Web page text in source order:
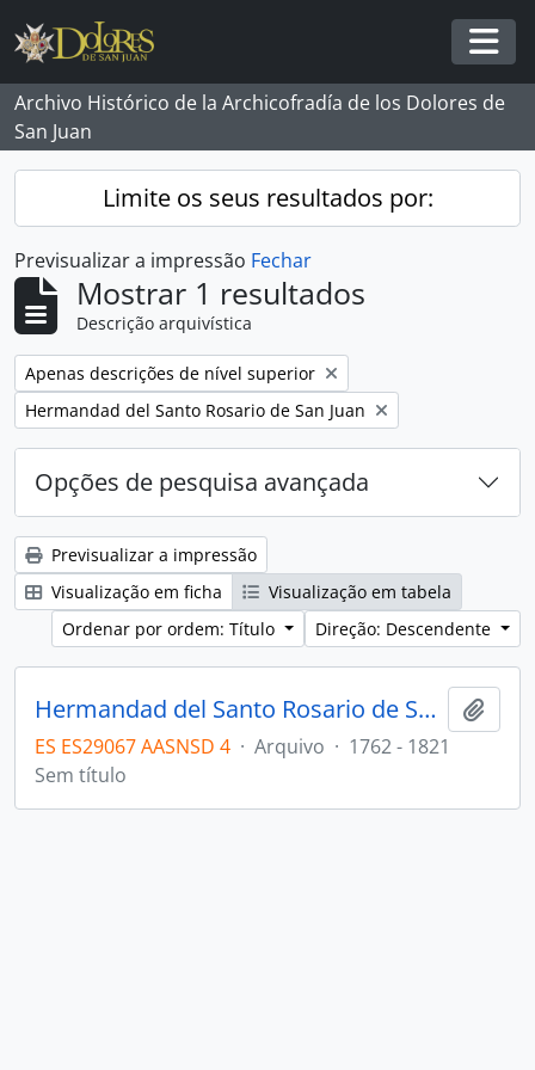
Skip to main content
Archivo Histórico de la Archicofradía de los Dolores de
San Juan
Limite os seus resultados por:
Previsualizar a impressão Fechar
Mostrar 1 resultados
Descrição arquivística
Remover filtro:
Apenas descrições de nível superior
Remover filtro:
Hermandad del Santo Rosario de San Juan
Opções de pesquisa avançada
Previsualizar a impressão
Visualização em ficha
Visualização em tabela
Ordenar por ordem: Título
Direção: Descendente
Hermandad del Santo Rosario de San Juan
ES ES29067 AASNSD 4 · Arquivo · 1762 - 1821
Sem título